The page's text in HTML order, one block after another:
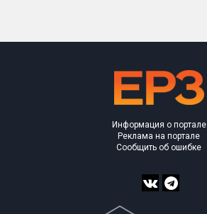
Информация о портале
Реклама на портале
Сообщить об ошибке